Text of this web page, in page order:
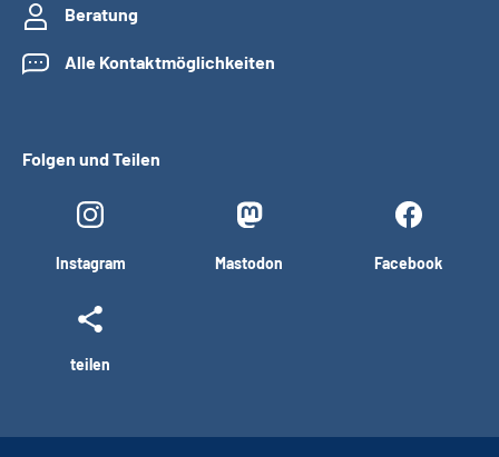
Beratung
Alle Kontaktmöglichkeiten
Folgen und Teilen
Instagram Mastodon Facebook
teilen